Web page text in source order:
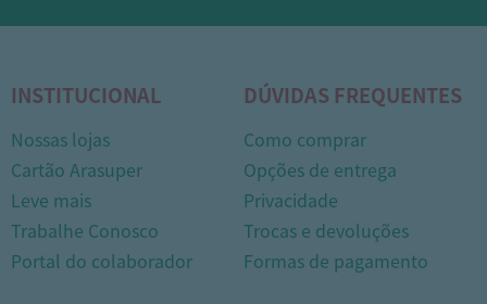
INSTITUCIONAL
Nossas lojas
Cartão Arasuper
Leve mais
Trabalhe Conosco
Portal do colaborador
DÚVIDAS FREQUENTES
Como comprar
Opções de entrega
Privacidade
Trocas e devoluções
Formas de pagamento